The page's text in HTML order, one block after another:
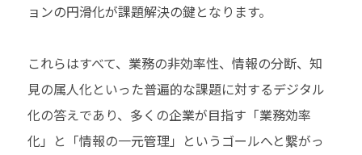
ョンの円滑化が課題解決の鍵となります。
これらはすべて、業務の非効率性、情報の分断、知
見の属人化といった普遍的な課題に対するデジタル
化の答えであり、多くの企業が目指す「業務効率
化」と「情報の一元管理」というゴールへと繋がっ